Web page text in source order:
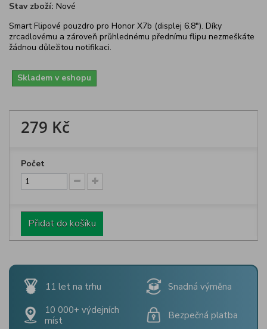
Stav zboží: Nové
Smart Flipové pouzdro pro Honor X7b (displej 6.8"). Díky
zrcadlovému a zároveň průhlednému přednímu flipu nezmeškáte
žádnou důležitou notifikaci.
Skladem v eshopu
279 Kč
Počet
Přidat do košíku
11 let na trhu
Snadná výměna
10 000+ výdejních
míst
Bezpečná platba